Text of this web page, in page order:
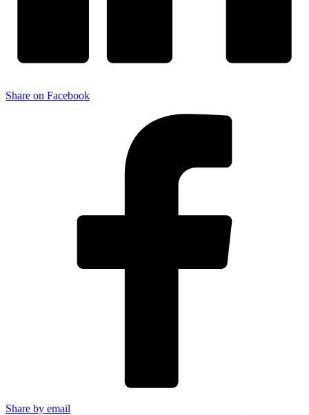
Share on Facebook
Share by email